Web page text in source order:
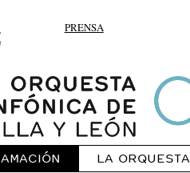
PRENSA
LA ORQUESTA